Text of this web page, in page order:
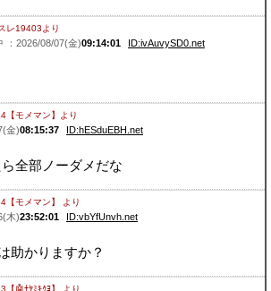
レ19403 より
：2026/08/07(金)09:14:01 ID:ivAuvySD0.net
【モメマン】 より
金)08:15:37 ID:hESduEBH.net
全部ノーダメだな
【モメマン】 より
木)23:52:01 ID:vbYfUnvh.net
助かりますか？
【🤖ﾅﾔﾐｷｸﾖ】 より